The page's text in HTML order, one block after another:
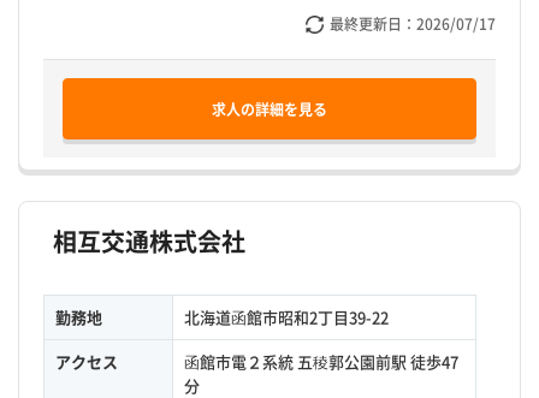
最終更新日： 2026/07/17
求人の詳細を見る
相互交通株式会社
勤務地
北海道函館市昭和2丁目39-22
アクセス
函館市電２系統 五稜郭公園前駅 徒歩47
分